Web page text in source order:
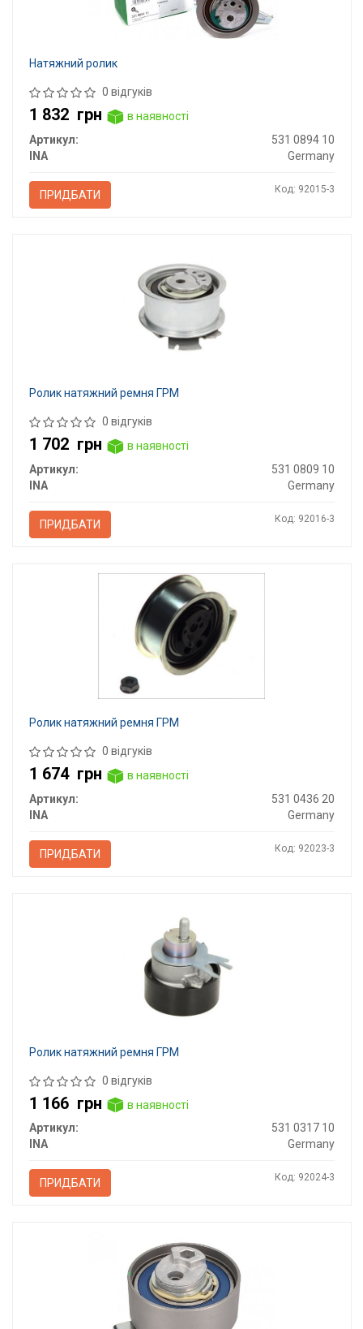
Натяжний ролик
0 відгуків
1 832 грн
в наявності
Артикул:
531 0894 10
INA
Germany
ПРИДБАТИ Код: 92015-3
Ролик натяжний ремня ГРМ
0 відгуків
1 702 грн
в наявності
Артикул:
531 0809 10
INA
Germany
ПРИДБАТИ Код: 92016-3
Ролик натяжний ремня ГРМ
0 відгуків
1 674 грн
в наявності
Артикул:
531 0436 20
INA
Germany
ПРИДБАТИ Код: 92023-3
Ролик натяжний ремня ГРМ
0 відгуків
1 166 грн
в наявності
Артикул:
531 0317 10
INA
Germany
ПРИДБАТИ Код: 92024-3